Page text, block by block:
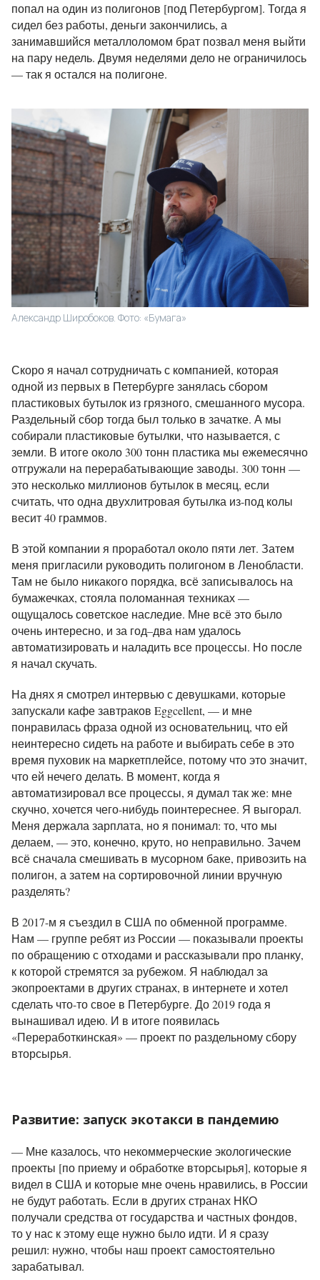
попал на один из полигонов [под Петербургом]. Тогда я
сидел без работы, деньги закончились, а
занимавшийся металлоломом брат позвал меня выйти
на пару недель. Двумя неделями дело не ограничилось
— так я остался на полигоне.
Александр Широбоков. Фото: «Бумага»
Скоро я начал сотрудничать с компанией, которая
одной из первых в Петербурге занялась сбором
пластиковых бутылок из грязного, смешанного мусора.
Раздельный сбор тогда был только в зачатке. А мы
собирали пластиковые бутылки, что называется, с
земли. В итоге около 300 тонн пластика мы ежемесячно
отгружали на перерабатывающие заводы. 300 тонн —
это несколько миллионов бутылок в месяц, если
считать, что одна двухлитровая бутылка из-под колы
весит 40 граммов.
В этой компании я проработал около пяти лет. Затем
меня пригласили руководить полигоном в Ленобласти.
Там не было никакого порядка, всё записывалось на
бумажечках, стояла поломанная техниках —
ощущалось советское наследие. Мне всё это было
очень интересно, и за год–два нам удалось
автоматизировать и наладить все процессы. Но после
я начал скучать.
На днях я смотрел интервью с девушками, которые
запускали кафе завтраков Eggcellent, — и мне
понравилась фраза одной из основательниц, что ей
неинтересно сидеть на работе и выбирать себе в это
время пуховик на маркетплейсе, потому что это значит,
что ей нечего делать. В момент, когда я
автоматизировал все процессы, я думал так же: мне
скучно, хочется чего-нибудь поинтереснее. Я выгорал.
Меня держала зарплата, но я понимал: то, что мы
делаем, — это, конечно, круто, но неправильно. Зачем
всё сначала смешивать в мусорном баке, привозить на
полигон, а затем на сортировочной линии вручную
разделять?
В 2017-м я съездил в США по обменной программе.
Нам — группе ребят из России — показывали проекты
по обращению с отходами и рассказывали про планку,
к которой стремятся за рубежом. Я наблюдал за
экопроектами в других странах, в интернете и хотел
сделать что-то свое в Петербурге. До 2019 года я
вынашивал идею. И в итоге появилась
«Переработкинская» — проект по раздельному сбору
вторсырья.
Развитие: запуск экотакси в пандемию
— Мне казалось, что некоммерческие экологические
проекты [по приему и обработке вторсырья], которые я
видел в США и которые мне очень нравились, в России
не будут работать. Если в других странах НКО
получали средства от государства и частных фондов,
то у нас к этому еще нужно было идти. И я сразу
решил: нужно, чтобы наш проект самостоятельно
зарабатывал.